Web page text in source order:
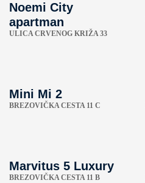
Noemi City
apartman
ULICA CRVENOG KRIŽA 33
Mini Mi 2
BREZOVIČKA CESTA 11 C
Marvitus 5 Luxury
BREZOVIČKA CESTA 11 B